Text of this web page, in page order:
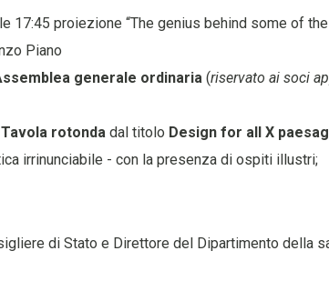
17:45 proiezione “The genius behind some of
Piano
generale ordinaria (riservato ai soci
Tavola rotonda dal titolo Design for all X
irrinunciabile - con la presenza di ospiti illustri;
di Stato e Direttore del Dipartimento della